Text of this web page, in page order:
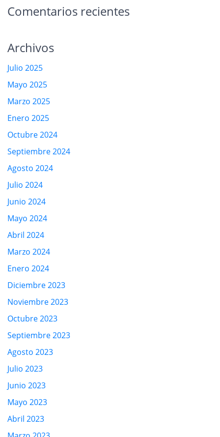
Comentarios recientes
Archivos
Julio 2025
Mayo 2025
Marzo 2025
Enero 2025
Octubre 2024
Septiembre 2024
Agosto 2024
Julio 2024
Junio 2024
Mayo 2024
Abril 2024
Marzo 2024
Enero 2024
Diciembre 2023
Noviembre 2023
Octubre 2023
Septiembre 2023
Agosto 2023
Julio 2023
Junio 2023
Mayo 2023
Abril 2023